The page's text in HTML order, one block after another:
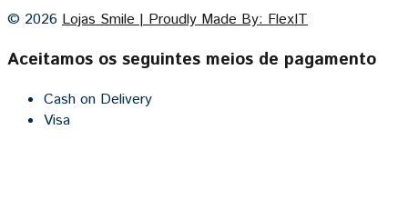
© 2026 Lojas Smile | Proudly Made By: FlexIT
Aceitamos os seguintes meios de pagamento
Cash on Delivery
Visa